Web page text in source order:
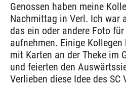
Genossen haben meine
Nachmittag in Verl. Ich war
das ein oder andere Foto
aufnehmen. Einige
mit Karten an der Theke im
und feierten den
Verlieben diese Idee des SC